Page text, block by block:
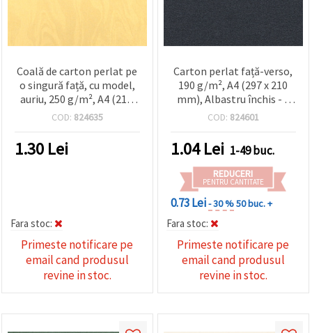
Coală de carton perlat pe
o singură față, cu model,
auriu, 250 g/m², A4 (21 x
29,7 cm) - 1 bucată
COD: 824635
1.30 Lei
Fara stoc:
Primeste notificare pe
email cand produsul
revine in stoc.
Carton perlat față-verso,
190 g/m², A4 (297 x 210
mm), Albastru închis - 1
coală
COD: 824601
1.04Lei 1-49 buc.
REDUCERI
PENTRU CANTITATE
0.73 Lei- 30 %50 buc. +
Fara stoc:
Primeste notificare pe
email cand produsul
revine in stoc.